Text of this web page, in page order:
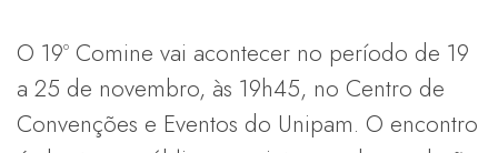
O 19º Comine vai acontecer no período de 19
a 25 de novembro, às 19h45, no Centro de
Convenções e Eventos do Unipam. O encontro